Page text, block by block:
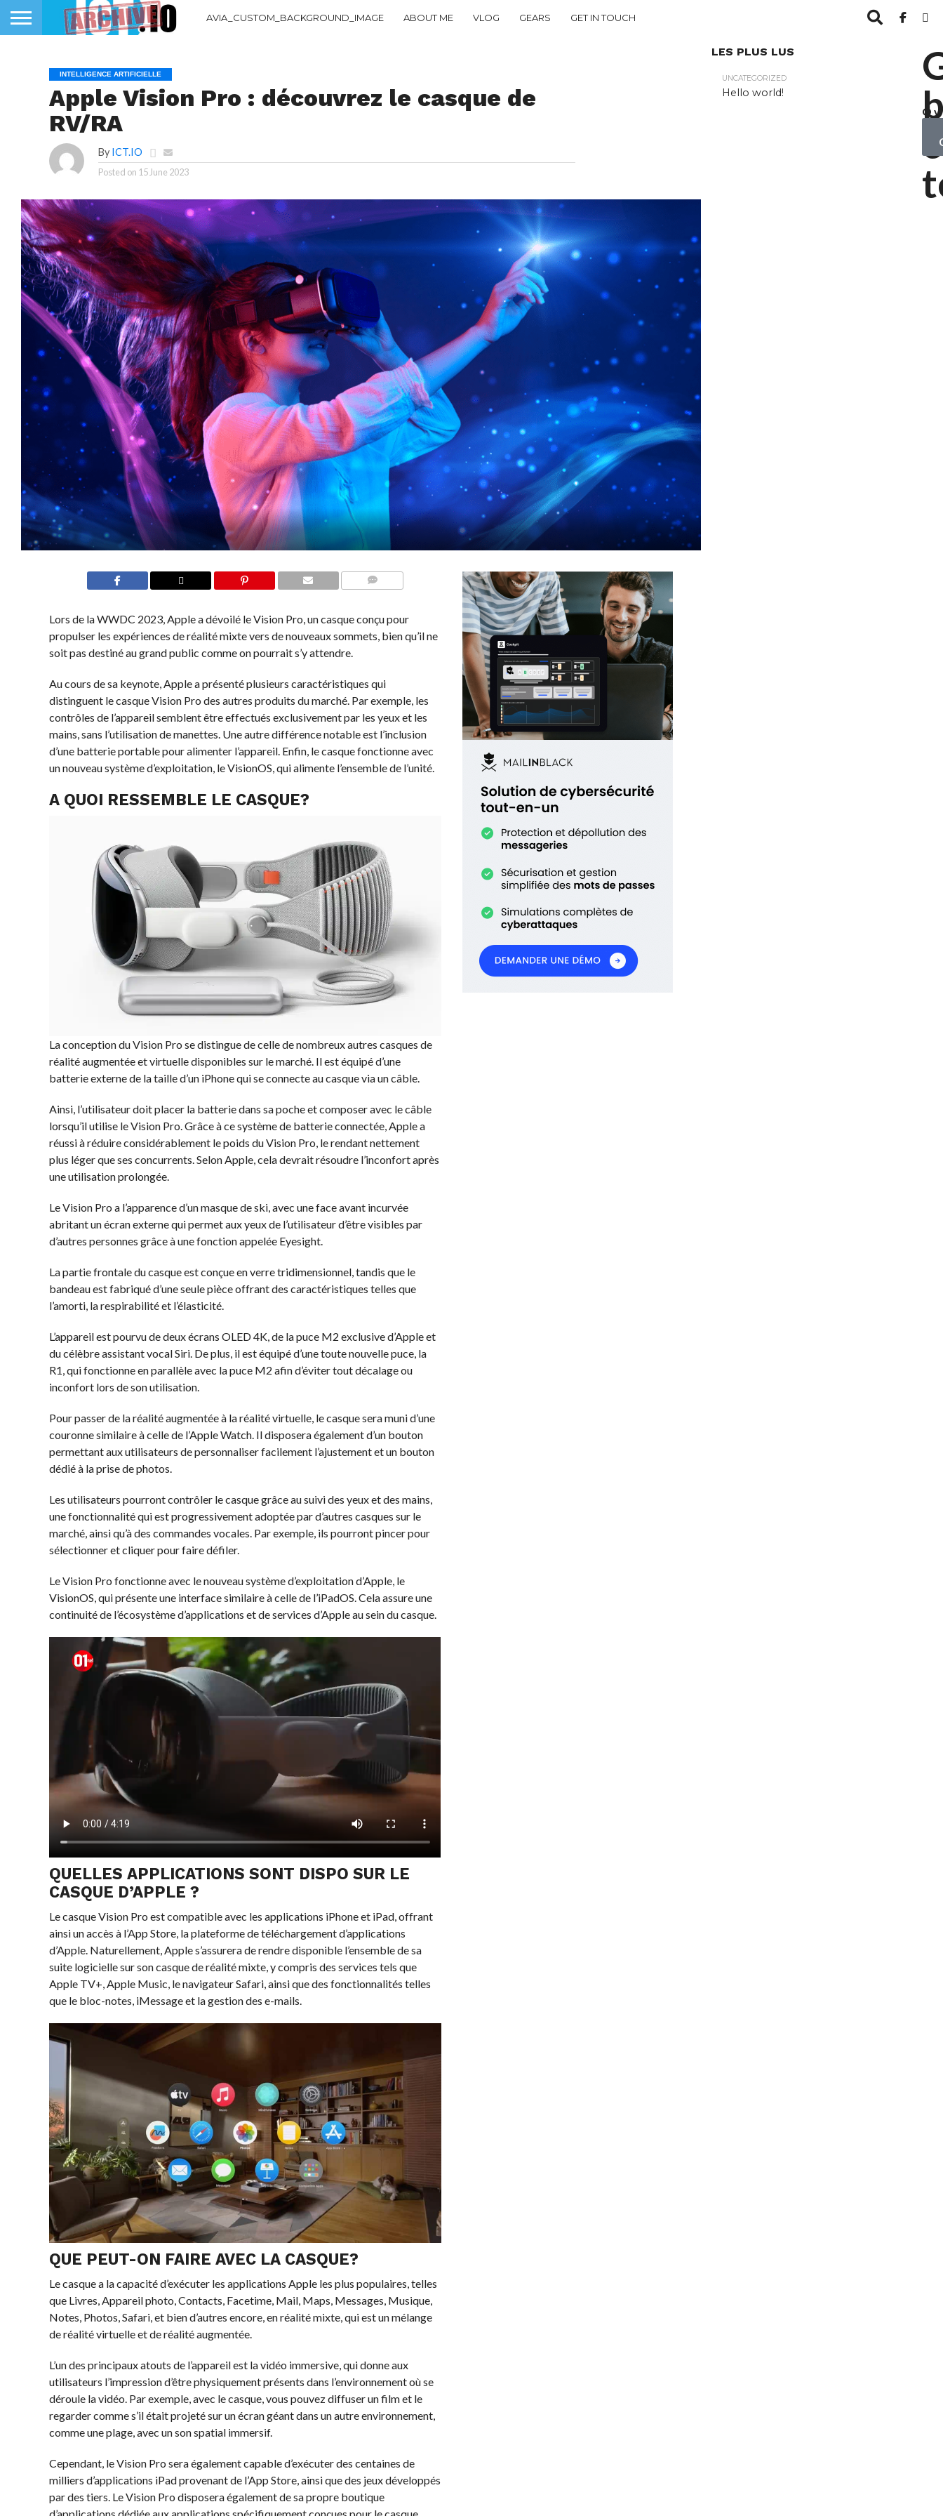
AVIA_CUSTOM_BACKGROUND_IMAGE ABOUT ME VLOG GEARS GET IN TOUCH
INTELLIGENCE ARTIFICIELLE
Apple Vision Pro : découvrez le casque de
RV/RA
By ICT.IO
Posted on 15 June 2023
Lors de la WWDC 2023, Apple a dévoilé le Vision Pro, un casque conçu pour
propulser les expériences de réalité mixte vers de nouveaux sommets, bien qu’il ne
soit pas destiné au grand public comme on pourrait s’y attendre.
Au cours de sa keynote, Apple a présenté plusieurs caractéristiques qui
distinguent le casque Vision Pro des autres produits du marché. Par exemple, les
contrôles de l’appareil semblent être effectués exclusivement par les yeux et les
mains, sans l’utilisation de manettes. Une autre différence notable est l’inclusion
d’une batterie portable pour alimenter l’appareil. Enfin, le casque fonctionne avec
un nouveau système d’exploitation, le VisionOS, qui alimente l’ensemble de l’unité.
A QUOI RESSEMBLE LE CASQUE?
La conception du Vision Pro se distingue de celle de nombreux autres casques de
réalité augmentée et virtuelle disponibles sur le marché. Il est équipé d’une
batterie externe de la taille d’un iPhone qui se connecte au casque via un câble.
Ainsi, l’utilisateur doit placer la batterie dans sa poche et composer avec le câble
lorsqu’il utilise le Vision Pro. Grâce à ce système de batterie connectée, Apple a
réussi à réduire considérablement le poids du Vision Pro, le rendant nettement
plus léger que ses concurrents. Selon Apple, cela devrait résoudre l’inconfort après
une utilisation prolongée.
Le Vision Pro a l’apparence d’un masque de ski, avec une face avant incurvée
abritant un écran externe qui permet aux yeux de l’utilisateur d’être visibles par
d’autres personnes grâce à une fonction appelée Eyesight.
La partie frontale du casque est conçue en verre tridimensionnel, tandis que le
bandeau est fabriqué d’une seule pièce offrant des caractéristiques telles que
l’amorti, la respirabilité et l’élasticité.
L’appareil est pourvu de deux écrans OLED 4K, de la puce M2 exclusive d’Apple et
du célèbre assistant vocal Siri. De plus, il est équipé d’une toute nouvelle puce, la
R1, qui fonctionne en parallèle avec la puce M2 afin d’éviter tout décalage ou
inconfort lors de son utilisation.
Pour passer de la réalité augmentée à la réalité virtuelle, le casque sera muni d’une
couronne similaire à celle de l’Apple Watch. Il disposera également d’un bouton
permettant aux utilisateurs de personnaliser facilement l’ajustement et un bouton
dédié à la prise de photos.
Les utilisateurs pourront contrôler le casque grâce au suivi des yeux et des mains,
une fonctionnalité qui est progressivement adoptée par d’autres casques sur le
marché, ainsi qu’à des commandes vocales. Par exemple, ils pourront pincer pour
sélectionner et cliquer pour faire défiler.
Le Vision Pro fonctionne avec le nouveau système d’exploitation d’Apple, le
VisionOS, qui présente une interface similaire à celle de l’iPadOS. Cela assure une
continuité de l’écosystème d’applications et de services d’Apple au sein du casque.
QUELLES APPLICATIONS SONT DISPO SUR LE
CASQUE D’APPLE ?
Le casque Vision Pro est compatible avec les applications iPhone et iPad, offrant
ainsi un accès à l’App Store, la plateforme de téléchargement d’applications
d’Apple. Naturellement, Apple s’assurera de rendre disponible l’ensemble de sa
suite logicielle sur son casque de réalité mixte, y compris des services tels que
Apple TV+, Apple Music, le navigateur Safari, ainsi que des fonctionnalités telles
que le bloc-notes, iMessage et la gestion des e-mails.
QUE PEUT-ON FAIRE AVEC LA CASQUE?
Le casque a la capacité d’exécuter les applications Apple les plus populaires, telles
que Livres, Appareil photo, Contacts, Facetime, Mail, Maps, Messages, Musique,
Notes, Photos, Safari, et bien d’autres encore, en réalité mixte, qui est un mélange
de réalité virtuelle et de réalité augmentée.
L’un des principaux atouts de l’appareil est la vidéo immersive, qui donne aux
utilisateurs l’impression d’être physiquement présents dans l’environnement où se
déroule la vidéo. Par exemple, avec le casque, vous pouvez diffuser un film et le
regarder comme s’il était projeté sur un écran géant dans un autre environnement,
comme une plage, avec un son spatial immersif.
Cependant, le Vision Pro sera également capable d’exécuter des centaines de
milliers d’applications iPad provenant de l’App Store, ainsi que des jeux développés
par des tiers. Le Vision Pro disposera également de sa propre boutique
LES PLUS LUS
UNCATEGORIZED
Hello world!